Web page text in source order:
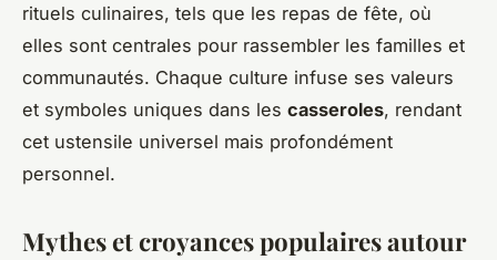
rituels culinaires, tels que les repas de fête, où
elles sont centrales pour rassembler les familles et
communautés. Chaque culture infuse ses valeurs
et symboles uniques dans les casseroles, rendant
cet ustensile universel mais profondément
personnel.
Mythes et croyances populaires autour